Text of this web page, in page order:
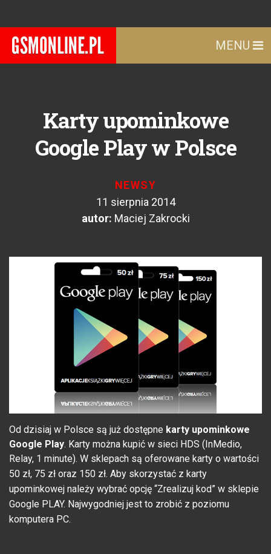
MENU
Karty upominkowe
Google Play w Polsce
NEWSY
11 sierpnia 2014
autor: Maciej Zakrocki
Od dzisiaj w Polsce są już dostępne karty upominkowe
Google Play. Karty można kupić w sieci HDS (InMedio,
Relay, 1 minute). W sklepach są oferowane karty o wartości
50 zł, 75 zł oraz 150 zł. Aby skorzystać z karty
upominkowej należy wybrać opcję “Zrealizuj kod” w sklepie
Google PLAY. Najwygodniej jest to zrobić z poziomu
komputera PC.